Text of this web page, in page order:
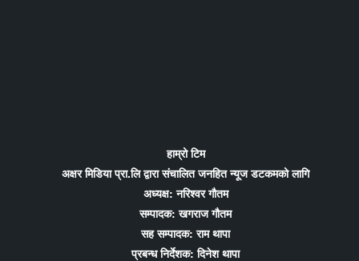
हाम्रो टिम
अक्षर मिडिया प्रा.लि द्वारा संचालित जनहित न्यूज डटकमको लागि
अध्यक्ष: नरिश्वर गौतम
सम्पादक: खगराज गौतम
सह सम्पादक: राम थापा
प्रबन्ध निर्देशक: दिनेश थापा